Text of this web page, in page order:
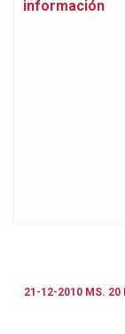
información
21-12-2010 MS. 20